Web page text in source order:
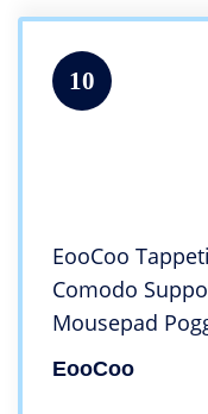
10
EooCoo
Comodo
Mousepad
Memory Foam,
EooCoo